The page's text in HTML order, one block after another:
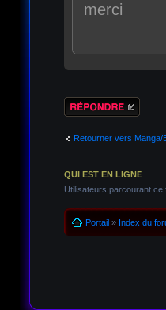
merci
Répondre
Retourner vers Manga/
QUI EST EN LIGNE
Utilisateurs parcourant ce
Portail» Index du